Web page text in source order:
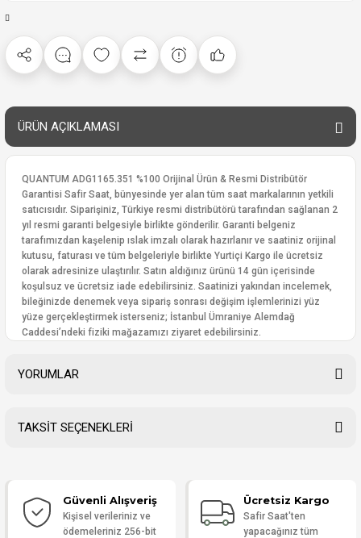
ÜRÜN AÇIKLAMASI
QUANTUM ADG1165.351 %100 Orijinal Ürün & Resmi Distribütör
Garantisi Safir Saat, bünyesinde yer alan tüm saat markalarının yetkili
satıcısıdır. Siparişiniz, Türkiye resmi distribütörü tarafından sağlanan 2
yıl resmi garanti belgesiyle birlikte gönderilir. Garanti belgeniz
tarafımızdan kaşelenip ıslak imzalı olarak hazırlanır ve saatiniz orijinal
kutusu, faturası ve tüm belgeleriyle birlikte Yurtiçi Kargo ile ücretsiz
olarak adresinize ulaştırılır. Satın aldığınız ürünü 14 gün içerisinde
koşulsuz ve ücretsiz iade edebilirsiniz. Saatinizi yakından incelemek,
bileğinizde denemek veya sipariş sonrası değişim işlemlerinizi yüz
yüze gerçekleştirmek isterseniz; İstanbul Ümraniye Alemdağ
Caddesi’ndeki fiziki mağazamızı ziyaret edebilirsiniz.
YORUMLAR
Yorum Yaz
TAKSİT SEÇENEKLERİ
Güvenli Alışveriş
Kişisel verileriniz ve
ödemeleriniz 256-bit
Ücretsiz Kargo
Safir Saat'ten
yapacağınız tüm